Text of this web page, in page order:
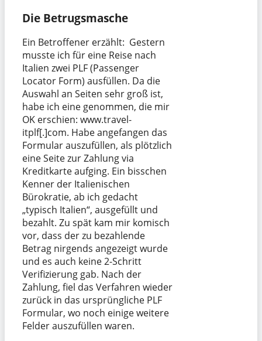
Die Betrugsmasche
Ein Betroffener erzählt: Gestern
musste ich für eine Reise nach
Italien zwei PLF (Passenger
Locator Form) ausfüllen. Da die
Auswahl an Seiten sehr groß ist,
habe ich eine genommen, die mir
OK erschien: www.travel-
itplf[.]com. Habe angefangen das
Formular auszufüllen, als plötzlich
eine Seite zur Zahlung via
Kreditkarte aufging. Ein bisschen
Kenner der Italienischen
Bürokratie, ab ich gedacht
„typisch Italien“, ausgefüllt und
bezahlt. Zu spät kam mir komisch
vor, dass der zu bezahlende
Betrag nirgends angezeigt wurde
und es auch keine 2-Schritt
Verifizierung gab. Nach der
Zahlung, fiel das Verfahren wieder
zurück in das ursprüngliche PLF
Formular, wo noch einige weitere
Felder auszufüllen waren.